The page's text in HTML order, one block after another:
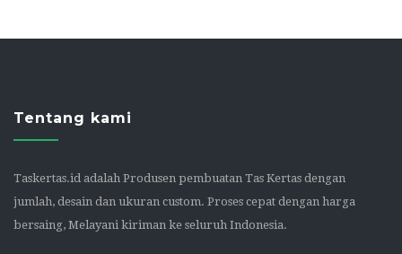
Tentang kami
Taskertas.id adalah Produsen pembuatan Tas Kertas dengan
jumlah, desain dan ukuran custom. Proses cepat dengan harga
bersaing, Melayani kiriman ke seluruh Indonesia.